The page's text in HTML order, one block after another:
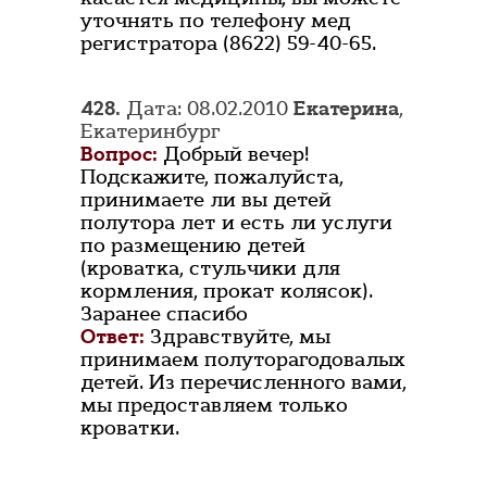
уточнять по телефону мед
регистратора (8622) 59-40-65.
428. Дата: 08.02.2010 Екатерина,
Екатеринбург
Вопрос: Добрый вечер!
Подскажите, пожалуйста,
принимаете ли вы детей
полутора лет и есть ли услуги
по размещению детей
(кроватка, стульчики для
кормления, прокат колясок).
Заранее спасибо
Ответ: Здравствуйте, мы
принимаем полуторагодовалых
детей. Из перечисленного вами,
мы предоставляем только
кроватки.